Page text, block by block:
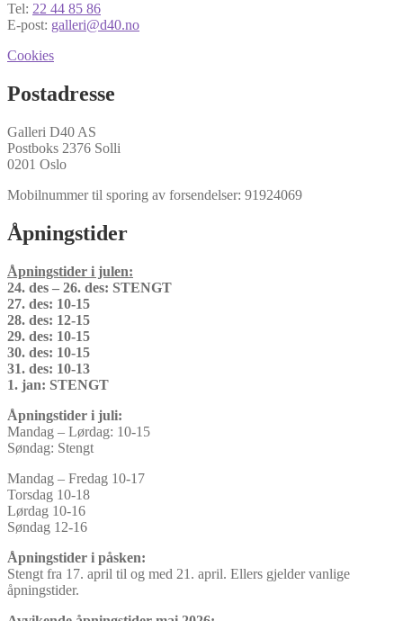
Tel: 22 44 85 86
E-post: galleri@d40.no
Cookies
Postadresse
Galleri D40 AS
Postboks 2376 Solli
0201 Oslo
Mobilnummer til sporing av forsendelser: 91924069
Åpningstider
Åpningstider i julen:
24. des – 26. des: STENGT
27. des: 10-15
28. des: 12-15
29. des: 10-15
30. des: 10-15
31. des: 10-13
1. jan: STENGT
Åpningstider i juli:
Mandag – Lørdag: 10-15
Søndag: Stengt
Mandag – Fredag 10-17
Torsdag 10-18
Lørdag 10-16
Søndag 12-16
Åpningstider i påsken:
Stengt fra 17. april til og med 21. april. Ellers gjelder vanlige
åpningstider.